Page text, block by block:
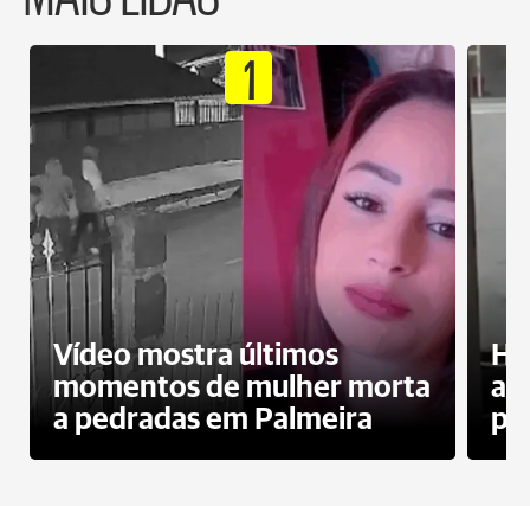
1
Vídeo mostra últimos
momentos de mulher morta
a pedradas em Palmeira